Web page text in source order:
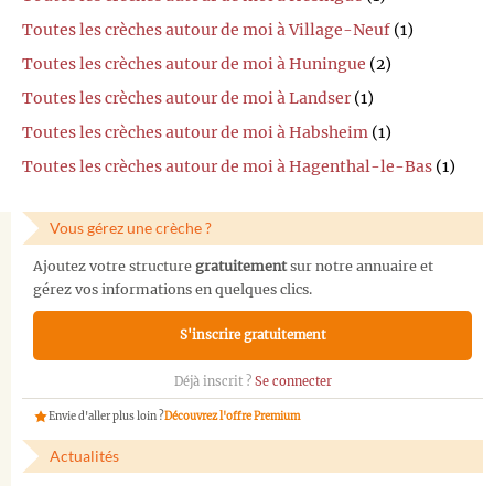
Toutes les crèches autour de moi à Village-Neuf (1)
Toutes les crèches autour de moi à Huningue (2)
Toutes les crèches autour de moi à Landser (1)
Toutes les crèches autour de moi à Habsheim (1)
Toutes les crèches autour de moi à Hagenthal-le-Bas (1)
Vous gérez une crèche ?
Ajoutez votre structure gratuitementsur notre annuaire et
gérez vos informations en quelques clics.
S'inscrire gratuitement
Déjà inscrit ? Se connecter
Envie d'aller plus loin ?Découvrez l'offre Premium
Actualités